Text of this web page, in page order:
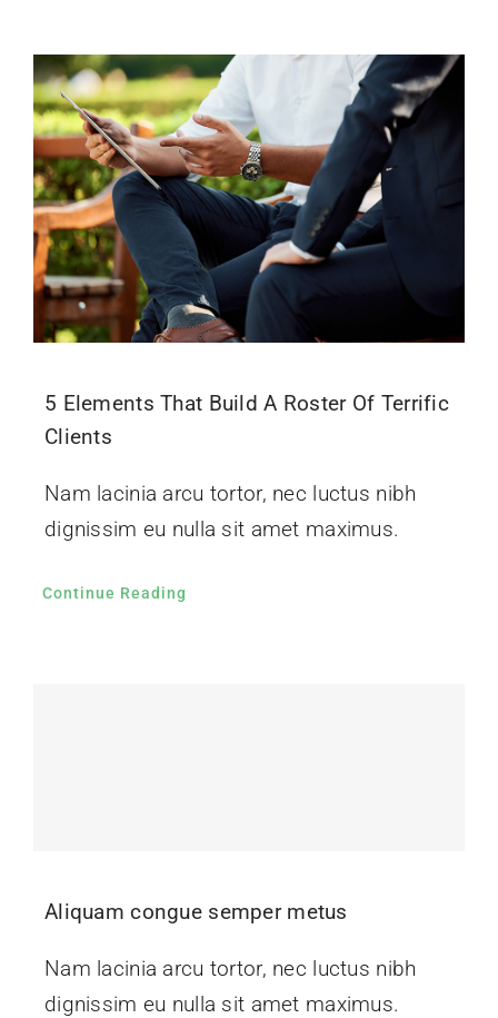
Events
News
Contact Us
5 Elements That Build A Roster Of Terrific
Clients
Nam lacinia arcu tortor, nec luctus nibh
dignissim eu nulla sit amet maximus.
Continue Reading
Aliquam congue semper metus
Nam lacinia arcu tortor, nec luctus nibh
dignissim eu nulla sit amet maximus.